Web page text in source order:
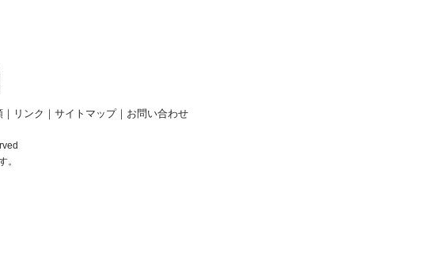
｜ リンク ｜ サイトマップ｜ お問い合わせ
。